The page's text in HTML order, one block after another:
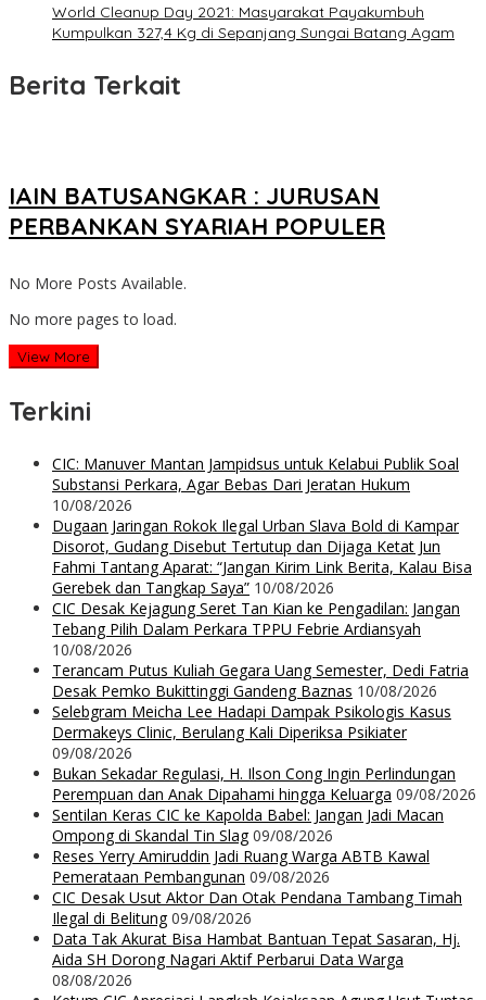
World Cleanup Day 2021: Masyarakat Payakumbuh
Kumpulkan 327,4 Kg di Sepanjang Sungai Batang Agam
Berita Terkait
IAIN BATUSANGKAR : JURUSAN
PERBANKAN SYARIAH POPULER
No More Posts Available.
No more pages to load.
View More
Terkini
CIC: Manuver Mantan Jampidsus untuk Kelabui Publik Soal
Substansi Perkara, Agar Bebas Dari Jeratan Hukum
10/08/2026
Dugaan Jaringan Rokok Ilegal Urban Slava Bold di Kampar
Disorot, Gudang Disebut Tertutup dan Dijaga Ketat Jun
Fahmi Tantang Aparat: “Jangan Kirim Link Berita, Kalau Bisa
Gerebek dan Tangkap Saya” 10/08/2026
CIC Desak Kejagung Seret Tan Kian ke Pengadilan: Jangan
Tebang Pilih Dalam Perkara TPPU Febrie Ardiansyah
10/08/2026
Terancam Putus Kuliah Gegara Uang Semester, Dedi Fatria
Desak Pemko Bukittinggi Gandeng Baznas 10/08/2026
Selebgram Meicha Lee Hadapi Dampak Psikologis Kasus
Dermakeys Clinic, Berulang Kali Diperiksa Psikiater
09/08/2026
Bukan Sekadar Regulasi, H. Ilson Cong Ingin Perlindungan
Perempuan dan Anak Dipahami hingga Keluarga 09/08/2026
Sentilan Keras CIC ke Kapolda Babel: Jangan Jadi Macan
Ompong di Skandal Tin Slag 09/08/2026
Reses Yerry Amiruddin Jadi Ruang Warga ABTB Kawal
Pemerataan Pembangunan 09/08/2026
CIC Desak Usut Aktor Dan Otak Pendana Tambang Timah
Ilegal di Belitung 09/08/2026
Data Tak Akurat Bisa Hambat Bantuan Tepat Sasaran, Hj.
Aida SH Dorong Nagari Aktif Perbarui Data Warga
08/08/2026